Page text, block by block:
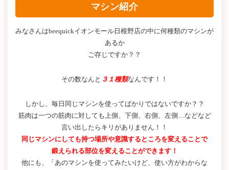
マシン紹介
みなさんはbeequickイオンモール日根野店の中に何種類のマシンが
あるか
ご存じですか？？
その数なんと ３１種類なんです！！
しかし、毎日同じマシンを使ってばかりではないですか？？
筋肉は一つの筋肉に対しても上側、下側、右側、左側…などなど
言い出したらキリがありません！！
同じマシンにしても持つ場所や意識するところを変えることで
鍛えられる部位を変えることができます！
他にも、「あのマシンを使ってみたいけど、使い方がわからな